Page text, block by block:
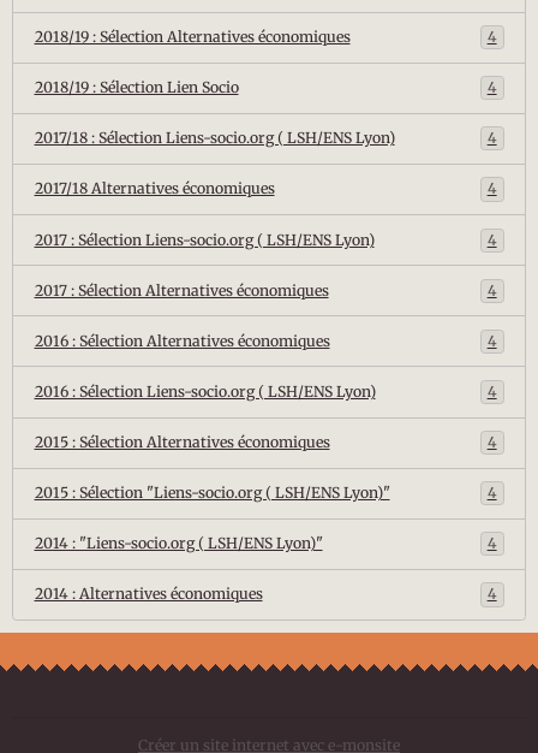
2018/19 : Sélection Alternatives économiques 4
2018/19 : Sélection Lien Socio 4
2017/18 : Sélection Liens-socio.org ( LSH/ENS Lyon) 4
2017/18 Alternatives économiques 4
2017 : Sélection Liens-socio.org ( LSH/ENS Lyon) 4
2017 : Sélection Alternatives économiques 4
2016 : Sélection Alternatives économiques 4
2016 : Sélection Liens-socio.org ( LSH/ENS Lyon) 4
2015 : Sélection Alternatives économiques 4
2015 : Sélection "Liens-socio.org ( LSH/ENS Lyon)" 4
2014 : "Liens-socio.org ( LSH/ENS Lyon)" 4
2014 : Alternatives économiques 4
Créer un site internet avec e-monsite